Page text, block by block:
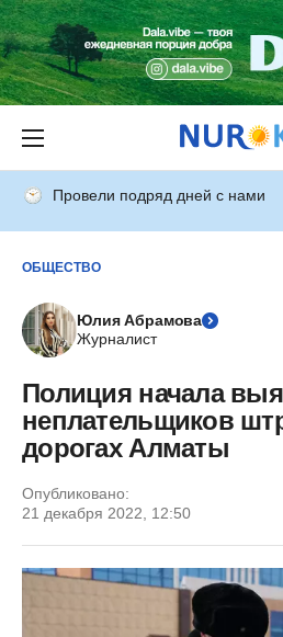
Провели подряд дней с нами
ОБЩЕСТВО
Юлия Абрамова
Журналист
Полиция начала
неплательщиков
дорогах Алматы
Опубликовано:
21 декабря 2022, 12:50